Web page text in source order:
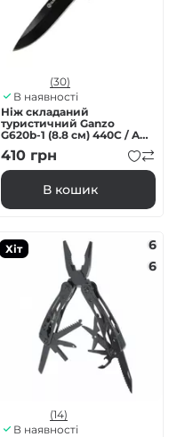
(30)
В наявності
Ніж складаний
туристичний Ganzo
G620b-1 (8.8 см) 440C / ABS
чорний
410 грн
В кошик
Хіт
6
6
(14)
В наявності